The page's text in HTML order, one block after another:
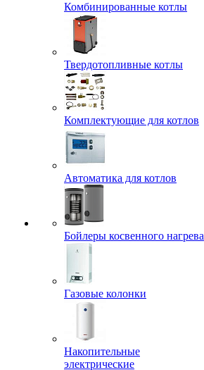
Комбинированные котлы
Твердотопливные котлы
Комплектующие для котлов
Автоматика для котлов
Бойлеры косвенного нагрева
Газовые колонки
Накопительные
электрические